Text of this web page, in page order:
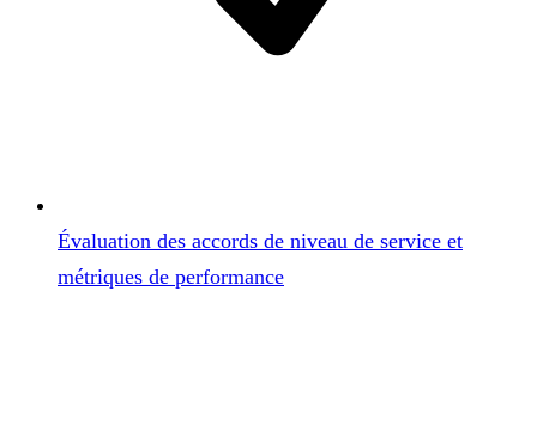
Évaluation des accords de niveau de service et
métriques de performance